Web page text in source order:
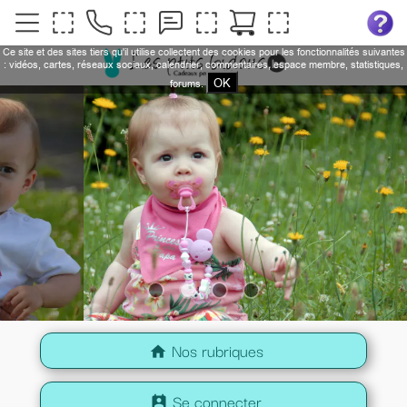
home Nos rubriques
perm_contact_calendar Se connecter
Ce site et des sites tiers qu'il utilise collectent des cookies pour les fonctionnalités suivantes
: vidéos, cartes, réseaux sociaux, calendrier, commentaires, espace membre, statistiques,
forums.
OK